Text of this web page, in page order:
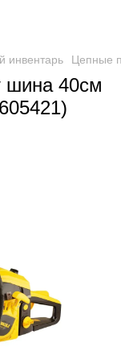
инвентарь Цепные
шина 40см